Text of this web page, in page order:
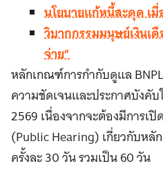
นโยบายแก้หนี้สะดุด เ
วิบากกรรมมนุษย์เงินเ
จ่าย”
หลักเกณฑ์การกำกับดูแล
ความชัดเจนและประกาศบังคั
2569 เนื่องจากจะต้องมีการเ
(Public Hearing) เกี่ยวกับห
ครั้งละ 30 วัน รวมเป็น 60 วัน